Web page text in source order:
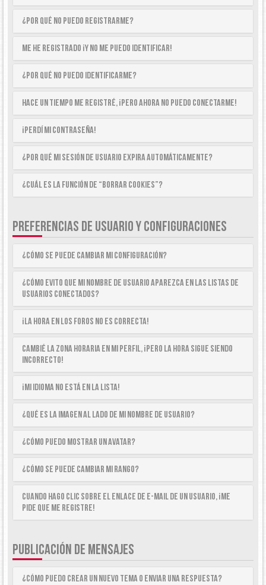
¿Por qué no puedo registrarme?
Me he registrado ¡y no me puedo identificar!
¿Por qué no puedo identificarme?
Hace un tiempo me registré, ¡pero ahora no puedo conectarme!
¡Perdí mi contraseña!
¿Por qué mi sesión de usuario expira automáticamente?
¿Cuál es la función de “Borrar cookies”?
PREFERENCIAS DE USUARIO Y CONFIGURACIONES
¿Cómo se puede cambiar mi configuración?
¿Cómo evito que mi nombre de usuario aparezca en las listas de
usuarios conectados?
¡La hora en los foros no es correcta!
Cambié la zona horaria en mi perfil, ¡pero la hora sigue siendo
incorrecto!
¡Mi idioma no está en la lista!
¿Qué es la imagen al lado de mi nombre de usuario?
¿Cómo puedo mostrar un avatar?
¿Cómo se puede cambiar mi rango?
Cuando hago clic sobre el enlace de e-mail de un usuario, ¡me
pide que me registre!
PUBLICACIÓN DE MENSAJES
¿Cómo puedo crear un nuevo tema o enviar una respuesta?